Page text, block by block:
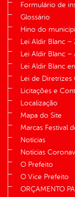
Formulário de
Glossário
Hino do
Lei Aldir Blanc –
Lei Aldir Blanc –
Lei Aldir Blanc
Lei de Diretrizes
Licitações e
Localização
Mapa do Site
Marcas Festival
Notícias
Notícias
O Prefeito
O Vice Prefeito
ORÇAMENTO